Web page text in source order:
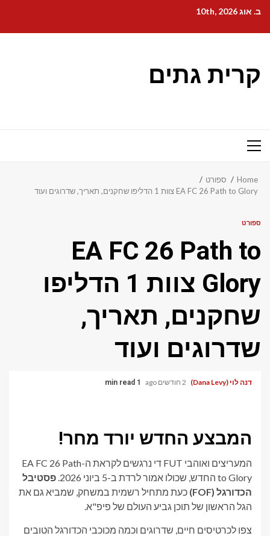
content
ב. אוג 10th, 2026
קרית גתים
Primary
Home
ספורט
EA FC 26 Path to Glory צוות 1 הדליפו שחקנים, תאריך, שדרוגים ועוד
ספורט
EA FC 26 Path to
Glory צוות 1 הדליפו
שחקנים, תאריך,
שדרוגים ועוד
דנה לוי (Dana Levy) 2 חודשים ago 1 min read
המבצע החדש יורד מחר!
המעריצים ואוהבי FUT די נרגשים לקראת ה-EA FC 26 Path
to Glory החדש, שכולו אמור לרדת ב-5 ביוני 2026.
פסטיבל
הכדורגל (FOF)
כעת מתחיל רשמית במשחק, שמביא גם את
הגל הראשון של תוכן גביע העולם של פיפ"א.
צפו לכרטיסים חיים, שדרוגים וכמה מכוכבי הכדורגל הטובים